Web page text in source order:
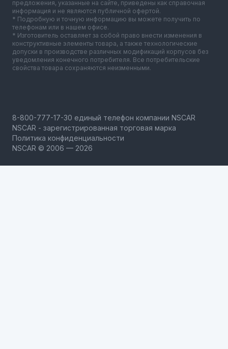
предложения, указанные на сайте, приведены как справочная
информация и не являются публичной офертой.
* Подробную и точную информацию вы можете получить по
телефонам или в нашем офисе.
* Изготовитель оставляет за собой право внести изменения в
конструктивные элементы товара, а также технологические
допуски в производстве различных модификаций корпусов без
уведомления конечного потребителя. Все потребительские
свойства товара сохраняются неизменными.
NSCAR - зарегистрированная торговая марка
Политика конфиденциальности
NSCAR © 2006 — 2026